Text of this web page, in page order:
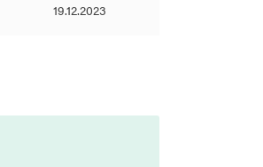
19.12.2023